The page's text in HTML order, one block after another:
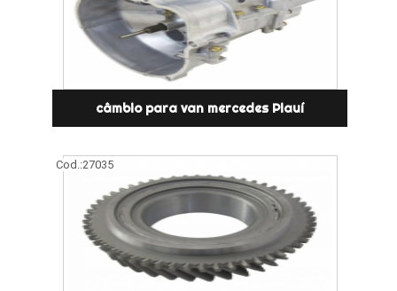
câmbio para van mercedes Piauí
Cod.:27035